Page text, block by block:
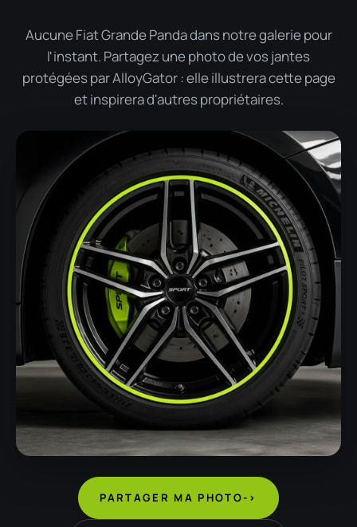
Aucune Fiat Grande Panda dans notre galerie pour
l'instant. Partagez une photo de vos jantes
protégées par AlloyGator : elle illustrera cette page
et inspirera d'autres propriétaires.
PARTAGER MA PHOTO->